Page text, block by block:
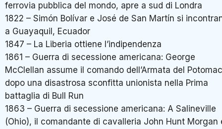
ferrovia pubblica del mondo, apre a sud di Londra
1822 – Simón Bolívar e José de San Martín si
a Guayaquil, Ecuador
1847 – La Liberia ottiene l’indipendenza
1861 – Guerra di secessione americana: George
McClellan assume il comando dell’Armata del
dopo una disastrosa sconfitta unionista nella Prima
battaglia di Bull Run
1863 – Guerra di secessione americana: A Salineville
(Ohio), il comandante di cavalleria John Hunt Morgan